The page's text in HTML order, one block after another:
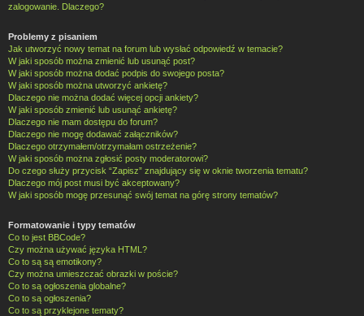
zalogowanie. Dlaczego?
Problemy z pisaniem
Jak utworzyć nowy temat na forum lub wysłać odpowiedź w temacie?
W jaki sposób można zmienić lub usunąć post?
W jaki sposób można dodać podpis do swojego posta?
W jaki sposób można utworzyć ankietę?
Dlaczego nie można dodać więcej opcji ankiety?
W jaki sposób zmienić lub usunąć ankietę?
Dlaczego nie mam dostępu do forum?
Dlaczego nie mogę dodawać załączników?
Dlaczego otrzymałem/otrzymałam ostrzeżenie?
W jaki sposób można zgłosić posty moderatorowi?
Do czego służy przycisk “Zapisz” znajdujący się w oknie tworzenia tematu?
Dlaczego mój post musi być akceptowany?
W jaki sposób mogę przesunąć swój temat na górę strony tematów?
Formatowanie i typy tematów
Co to jest BBCode?
Czy można używać języka HTML?
Co to są są emotikony?
Czy można umieszczać obrazki w poście?
Co to są ogłoszenia globalne?
Co to są ogłoszenia?
Co to są przyklejone tematy?